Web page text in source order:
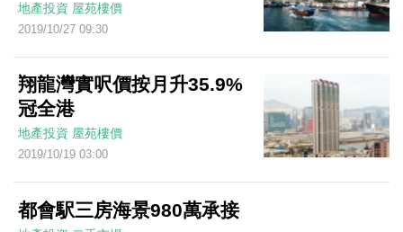
地產投資 屋苑樓價
2019/10/27 09:30
翔龍灣實呎價按月升35.9%
冠全港
地產投資 屋苑樓價
2019/10/19 03:00
都會駅三房海景980萬承接